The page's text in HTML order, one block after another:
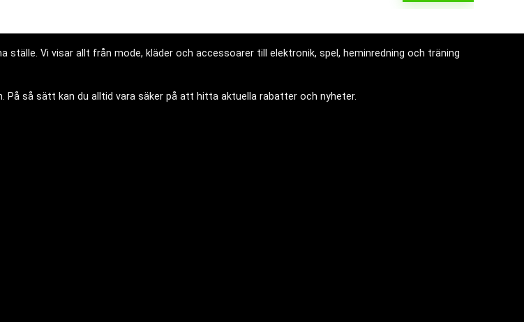
Vi visar allt från mode, kläder och accessoarer till elektronik, spel, heminredning och träning
så sätt kan du alltid vara säker på att hitta aktuella rabatter och nyheter.